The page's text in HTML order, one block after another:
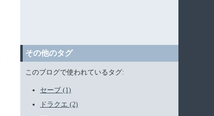
その他のタグ
このブログで使われているタグ:
セーブ (1)
ドラクエ (2)